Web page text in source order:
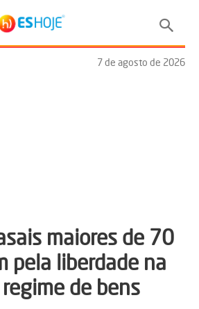
7 de agosto de 2026
maiores de 70
pela liberdade na
de bens